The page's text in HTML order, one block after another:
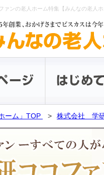
ンの老人ホーム特集【みんなの老人ホ
ーム」TOP 株式会社 学